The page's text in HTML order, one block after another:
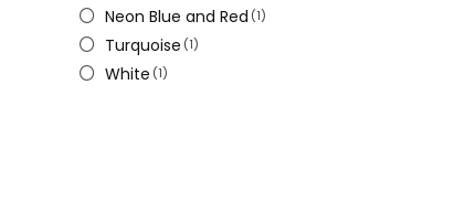
Neon Blue and Red (1)
Turquoise (1)
White (1)